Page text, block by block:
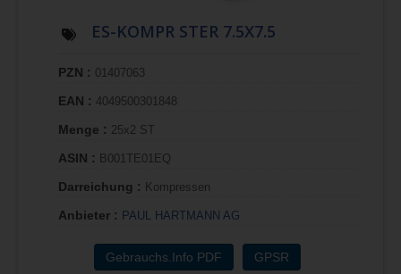
ES-KOMPR STER 7.5X7.5
PZN : 01407063
EAN : 4049500301848
Menge : 25x2 ST
ASIN : B001TE01EQ
Darreichung : Kompressen
Anbieter : PAUL HARTMANN AG
Gebrauchs.Info PDF GPSR